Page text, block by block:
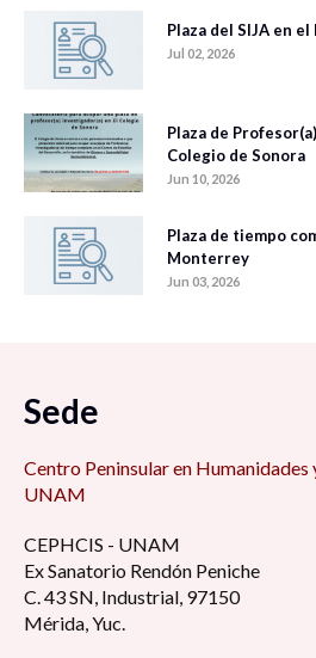
Plaza del SIJA en el
Jul 02, 2026
Plaza de
Colegio de Sonora
Jun 10, 2026
Plaza de tiempo
Monterrey
Jun 03, 2026
Sede
Centro Peninsular en Humanidades
UNAM
CEPHCIS - UNAM
Ex Sanatorio Rendón Peniche
C. 43 SN, Industrial, 97150
Mérida, Yuc.